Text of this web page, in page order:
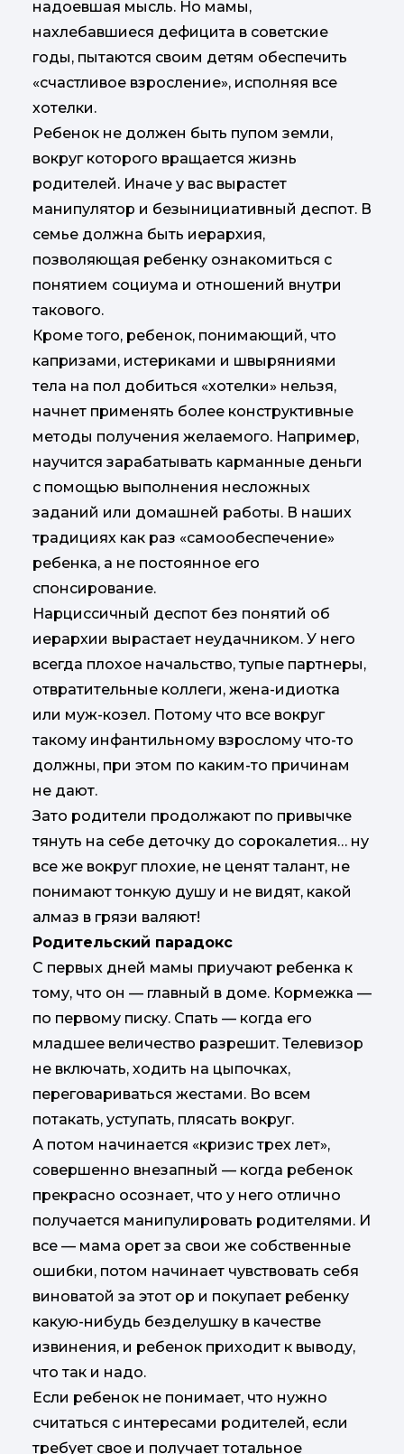
надоевшая мысль. Но мамы,
нахлебавшиеся дефицита в советские
годы, пытаются своим детям обеспечить
«счастливое взросление», исполняя все
хотелки.
Ребенок не должен быть пупом земли,
вокруг которого вращается жизнь
родителей. Иначе у вас вырастет
манипулятор и безынициативный деспот. В
семье должна быть иерархия,
позволяющая ребенку ознакомиться с
понятием социума и отношений внутри
такового.
Кроме того, ребенок, понимающий, что
капризами, истериками и швыряниями
тела на пол добиться «хотелки» нельзя,
начнет применять более конструктивные
методы получения желаемого. Например,
научится зарабатывать карманные деньги
с помощью выполнения несложных
заданий или домашней работы. В наших
традициях как раз «самообеспечение»
ребенка, а не постоянное его
спонсирование.
Нарциссичный деспот без понятий об
иерархии вырастает неудачником. У него
всегда плохое начальство, тупые партнеры,
отвратительные коллеги, жена-идиотка
или муж-козел. Потому что все вокруг
такому инфантильному взрослому что-то
должны, при этом по каким-то причинам
не дают.
Зато родители продолжают по привычке
тянуть на себе деточку до сорокалетия… ну
все же вокруг плохие, не ценят талант, не
понимают тонкую душу и не видят, какой
алмаз в грязи валяют!
Родительский парадокс
С первых дней мамы приучают ребенка к
тому, что он — главный в доме. Кормежка —
по первому писку. Спать — когда его
младшее величество разрешит. Телевизор
не включать, ходить на цыпочках,
переговариваться жестами. Во всем
потакать, уступать, плясать вокруг.
А потом начинается «кризис трех лет»,
совершенно внезапный — когда ребенок
прекрасно осознает, что у него отлично
получается манипулировать родителями. И
все — мама орет за свои же собственные
ошибки, потом начинает чувствовать себя
виноватой за этот ор и покупает ребенку
какую-нибудь безделушку в качестве
извинения, и ребенок приходит к выводу,
что так и надо.
Если ребенок не понимает, что нужно
считаться с интересами родителей, если
требует свое и получает тотальное